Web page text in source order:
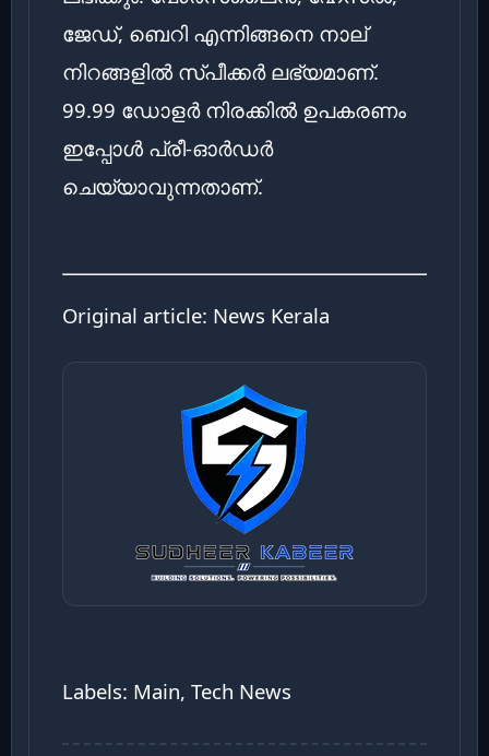
ജേഡ്, ബെറി എന്നിങ്ങനെ നാല്
നിറങ്ങളിൽ സ്പീക്കർ ലഭ്യമാണ്.
99.99 ഡോളർ നിരക്കിൽ ഉപകരണം
ഇപ്പോൾ പ്രീ-ഓർഡർ
ചെയ്യാവുന്നതാണ്.
Original article: News Kerala
Labels: Main, Tech News